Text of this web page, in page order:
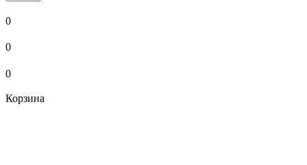
0
0
0
Корзина